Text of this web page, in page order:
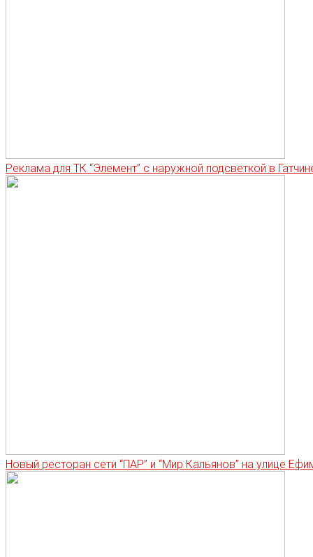
Реклама для ТК “Элемент” с наружной подсветкой в
Новый ресторан сети “ПАР” и “Мир Кальянов” на улице